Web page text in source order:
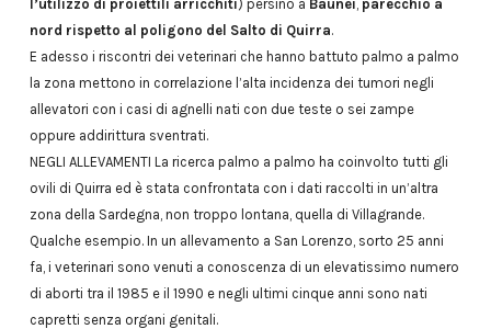
l’utilizzo di proiettili arricchiti ) persino a Baunei parecchio a
nord rispetto al poligono del Salto di Quirra.
E adesso i riscontri dei veterinari che hanno battuto palmo a palmo
la zona mettono in correlazione l’alta incidenza dei tumori negli
allevatori con i casi di agnelli nati con due teste o sei zampe
oppure addirittura sventrati.
NEGLI ALLEVAMENTI La ricerca palmo a palmo ha coinvolto tutti gli
ovili di Quirra ed è stata confrontata con i dati raccolti in un’altra
zona della Sardegna, non troppo lontana, quella di Villagrande.
Qualche esempio. In un allevamento a San Lorenzo, sorto 25 anni
fa, i veterinari sono venuti a conoscenza di un elevatissimo numero
di aborti tra il 1985 e il 1990 e negli ultimi cinque anni sono nati
capretti senza organi genitali.